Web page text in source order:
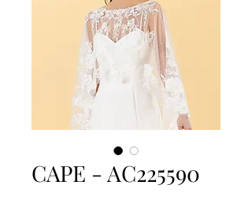
CAPE - AC225590